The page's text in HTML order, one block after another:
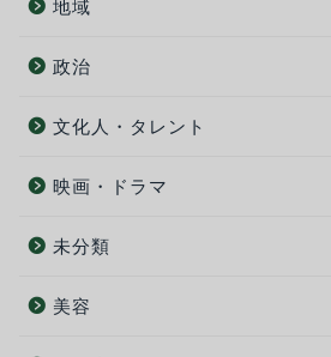
地域
政治
文化人・タレント
映画・ドラマ
未分類
美容